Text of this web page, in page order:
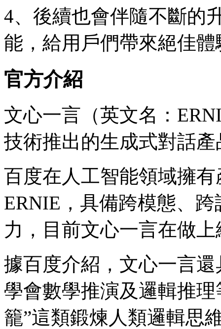
4、後續也會伴隨不斷的
能，給用戶們帶來絕佳體
官方介紹
文心一言（英文名：
技術推出的生成式對話產
百度在人工智能領域擁
ERNIE，具備跨模態、
力，目前文心一言在做
據百度介紹，文心一言
學會數學推演及邏輯推
籠”這類鍛煉人類邏輯思